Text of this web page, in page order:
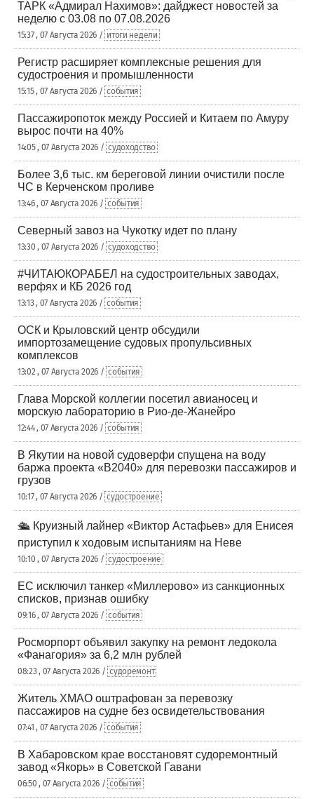
ТАРК «Адмирал Нахимов»: дайджест новостей за
неделю с 03.08 по 07.08.2026
15:37 , 07 Августа 2026 / итоги недели
Регистр расширяет комплексные решения для
судостроения и промышленности
15:15 , 07 Августа 2026 / события
Пассажиропоток между Россией и Китаем по Амуру
вырос почти на 40%
14:05 , 07 Августа 2026 / судоходство
Более 3,6 тыс. км береговой линии очистили после
ЧС в Керченском проливе
13:46 , 07 Августа 2026 / события
Северный завоз на Чукотку идет по плану
13:30 , 07 Августа 2026 / судоходство
#ЧИТАЮКОРАБЕЛ на судостроительных заводах,
верфях и КБ 2026 год
13:13 , 07 Августа 2026 / события
ОСК и Крыловский центр обсудили
импортозамещение судовых пропульсивных
комплексов
13:02 , 07 Августа 2026 / события
Глава Морской коллегии посетил авианосец и
морскую лабораторию в Рио-де-Жанейро
12:44 , 07 Августа 2026 / события
В Якутии на новой судоверфи спущена на воду
баржа проекта «В2040» для перевозки пассажиров и
грузов
10:17 , 07 Августа 2026 / судостроение
🛳️ Круизный лайнер «Виктор Астафьев» для Енисея
приступил к ходовым испытаниям на Неве
10:10 , 07 Августа 2026 / судостроение
ЕС исключил танкер «Миллерово» из санкционных
списков, признав ошибку
09:16 , 07 Августа 2026 / события
Росморпорт объявил закупку на ремонт ледокола
«Фанагория» за 6,2 млн рублей
08:23 , 07 Августа 2026 / судоремонт
Житель ХМАО оштрафован за перевозку
пассажиров на судне без освидетельствования
07:41 , 07 Августа 2026 / события
В Хабаровском крае восстановят судоремонтный
завод «Якорь» в Советской Гавани
06:50 , 07 Августа 2026 / события